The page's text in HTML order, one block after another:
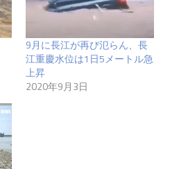
9月に長江が再び氾らん、長
江重慶水位は1日5メートル急
上昇
2020年9月3日